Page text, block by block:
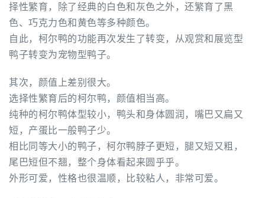
择性繁育，除了经典的白色和灰色之外，还繁育了黑
色、巧克力色和黄色等多种颜色。
自此，柯尔鸭的功能再次发生了转变，从观赏和展览型
鸭子转变为宠物型鸭子。
其次，颜值上差别很大。
选择性繁育后的柯尔鸭，颜值相当高。
纯种的柯尔鸭体型较小，鸭头和身体圆润，嘴巴又扁又
短，产蛋比一般鸭子少。
相比同等大小的鸭子，柯尔鸭脖子更短，腿又短又粗，
尾巴短但不翘，整个身体看起来圆乎乎。
外形可爱，性格也很温顺，比较粘人，非常可爱。